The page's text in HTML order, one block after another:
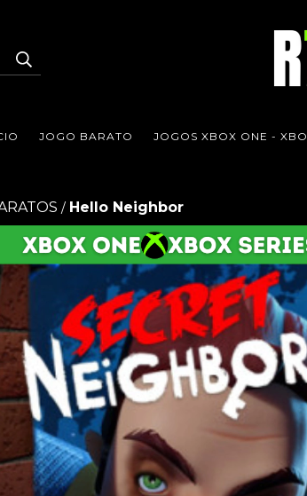
JOGO BARATO JOGOS XBOX ONE -
/ Hello Neighbor